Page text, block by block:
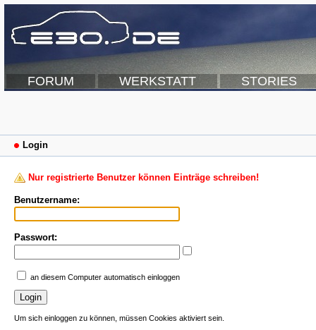
FORUM WERKSTATT STORIES
Login
Nur registrierte Benutzer können Einträge schreiben!
Benutzername:
Passwort:
an diesem Computer automatisch einloggen
Um sich einloggen zu können, müssen Cookies aktiviert sein.